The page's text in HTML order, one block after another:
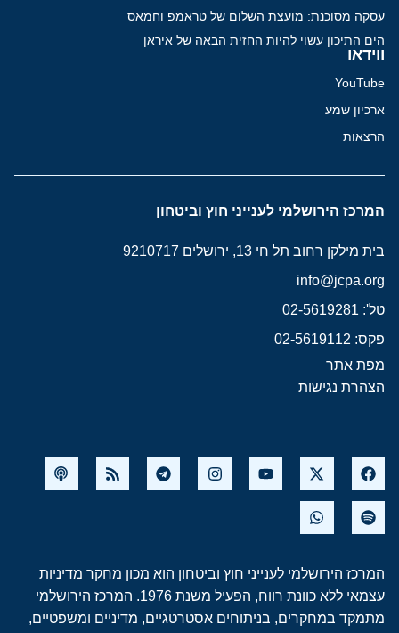
עסקה מסוכנת: מועצת השלום של טראמפ וחמאס
הים התיכון עשוי להיות החזית הבאה של איראן
ווידאו
YouTube
ארכיון שמע
הרצאות
המרכז הירושלמי לענייני חוץ וביטחון
בית מילקן רחוב תל חי 13, ירושלים 9210717
info@jcpa.org
טל': 02-5619281
פקס: 02-5619112
מפת אתר
הצהרת נגישות
המרכז הירושלמי לענייני חוץ וביטחון הוא מכון מחקר מדיניות
עצמאי ללא כוונת רווח, הפעיל משנת 1976. המרכז הירושלמי
מתמקד במחקרים, בניתוחים אסטרטגיים, מדיניים ומשפטיים,